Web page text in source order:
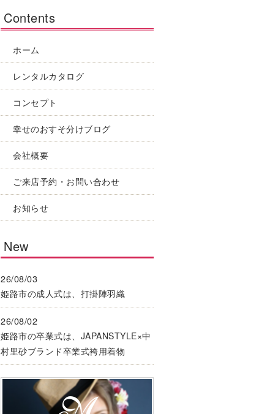
Contents
ホーム
レンタルカタログ
コンセプト
幸せのおすそ分けブログ
会社概要
ご来店予約・お問い合わせ
お知らせ
New
26/08/03
姫路市の成人式は、打掛陣羽織
26/08/02
姫路市の卒業式は、JAPANSTYLE×中
村里砂ブランド卒業式袴用着物